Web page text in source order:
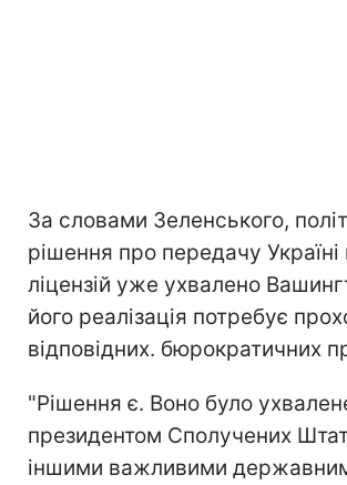
За словами Зеленського,
рішення про передачу Україні
ліцензій уже ухвалено
його реалізація потребує
відповідних. бюрократичних
"Рішення є. Воно було
президентом Сполучених
іншими важливими